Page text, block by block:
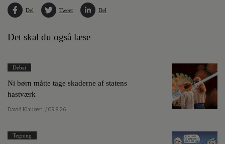
Del Tweet Del
Det skal du også læse
Debat
Ni børn måtte tage skaderne af statens
hastværk
David Klausen / 09.8.26
Tegning